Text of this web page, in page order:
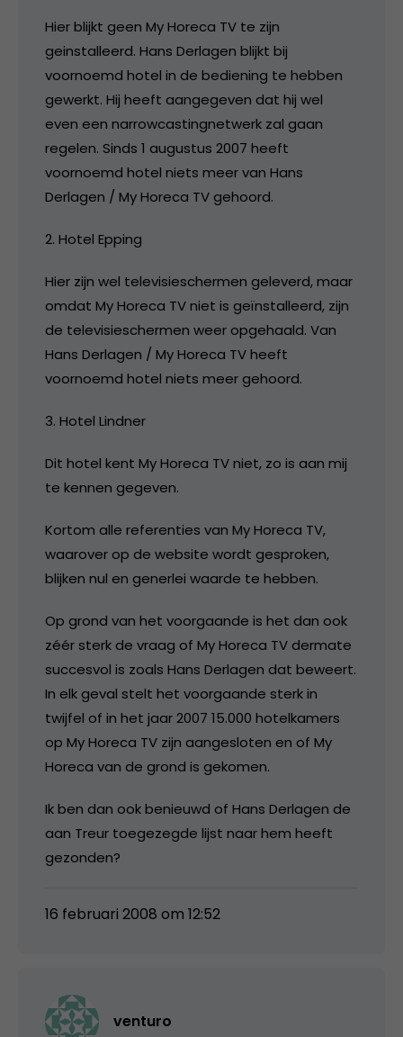
Hier blijkt geen My Horeca TV te zijn
geinstalleerd. Hans Derlagen blijkt bij
voornoemd hotel in de bediening te hebben
gewerkt. Hij heeft aangegeven dat hij wel
even een narrowcastingnetwerk zal gaan
regelen. Sinds 1 augustus 2007 heeft
voornoemd hotel niets meer van Hans
Derlagen / My Horeca TV gehoord.
2. Hotel Epping
Hier zijn wel televisieschermen geleverd, maar
omdat My Horeca TV niet is geïnstalleerd, zijn
de televisieschermen weer opgehaald. Van
Hans Derlagen / My Horeca TV heeft
voornoemd hotel niets meer gehoord.
3. Hotel Lindner
Dit hotel kent My Horeca TV niet, zo is aan mij
te kennen gegeven.
Kortom alle referenties van My Horeca TV,
waarover op de website wordt gesproken,
blijken nul en generlei waarde te hebben.
Op grond van het voorgaande is het dan ook
zéér sterk de vraag of My Horeca TV dermate
succesvol is zoals Hans Derlagen dat beweert.
In elk geval stelt het voorgaande sterk in
twijfel of in het jaar 2007 15.000 hotelkamers
op My Horeca TV zijn aangesloten en of My
Horeca van de grond is gekomen.
Ik ben dan ook benieuwd of Hans Derlagen de
aan Treur toegezegde lijst naar hem heeft
gezonden?
16 februari 2008 om 12:52
venturo